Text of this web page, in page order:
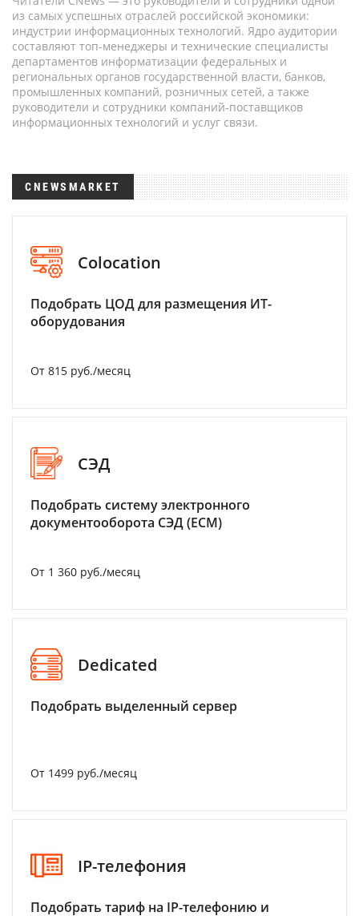
из самых успешных отраслей российской экономики:
индустрии информационных технологий. Ядро аудитории
составляют топ-менеджеры и технические специалисты
департаментов информатизации федеральных и
региональных органов государственной власти, банков,
промышленных компаний, розничных сетей, а также
руководители и сотрудники компаний-поставщиков
информационных технологий и услуг связи.
CNEWSMARKET
Colocation
Подобрать ЦОД для размещения ИТ-
оборудования
От 815 руб./месяц
СЭД
Подобрать систему электронного
документооборота СЭД (ECM)
От 1 360 руб./месяц
Dedicated
Подобрать выделенный сервер
От 1499 руб./месяц
IP-телефония
Подобрать тариф на IP-телефонию и